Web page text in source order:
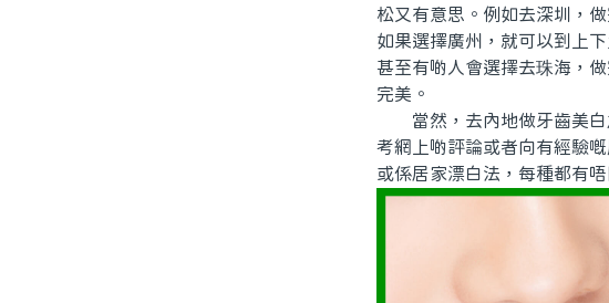
松又有意思。例如去深圳，
如果選擇廣州，就可以到上
甚至有啲人會選擇去珠海，
完美。
當然，去內地做牙齒美白
考網上啲評論或者向有經驗
或係居家漂白法，每種都有